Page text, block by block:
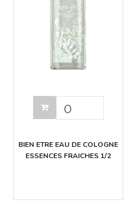
BIEN ETRE EAU DE COLOGNE
ESSENCES FRAICHES 1/2